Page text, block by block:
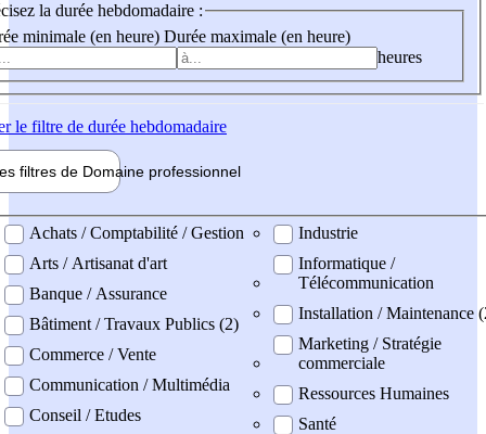
la durée hebdomadaire :
minimale (en heure) Durée maximale (en heure)
heures
le filtre de durée hebdomadaire
filtres de Domaine professionnel
professionel
Achats / Comptabilité / Gestion
Arts / Artisanat d'art
Banque / Assurance
Bâtiment / Travaux Publics (2)
Commerce / Vente
Communication / Multimédia
Conseil / Etudes
Industrie
Informatique /
Télécommunication
Installation / Maintenance
Marketing / Stratégie
commerciale
Ressources Humaines
Santé